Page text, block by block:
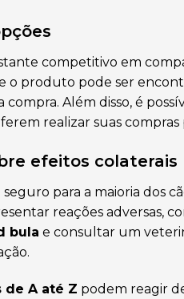
competitivo em
produto pode ser
compra. Além disso, é
realizar suas
efeitos colaterais
seguro para a maioria dos
reações adversas,
bula e consultar um
de A até Z podem reagir